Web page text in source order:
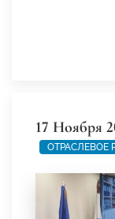
17 Ноября
ОТРАСЛЕВОЕ